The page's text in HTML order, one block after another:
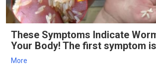
These Symptoms Indicate
Your Body! The first symptom
More